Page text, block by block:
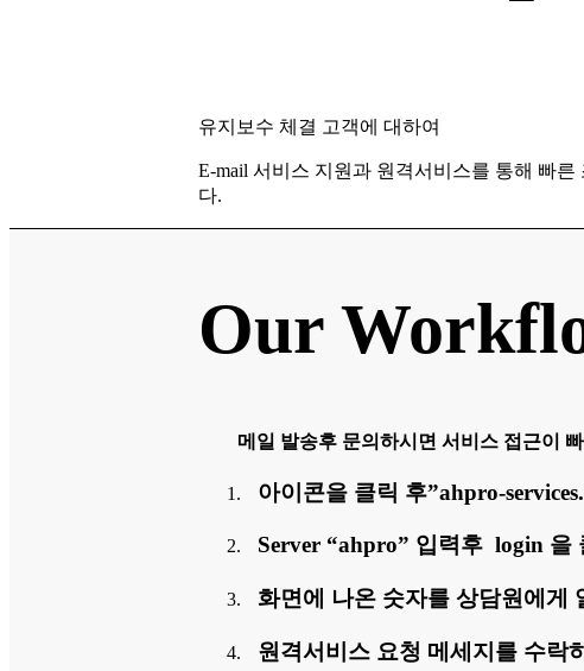
유지보수 체결 고객에 대하여
E-mail 서비스 지원과 원격서비스를 통해 빠른
다.
Our
메일 발송후 문의하시면 서비스 접근이
아이콘을 클릭 후”ahpro-
Server “ahpro” 입력후 login 을
화면에 나온 숫자를 상담원에게
원격서비스 요청 메세지를 수락